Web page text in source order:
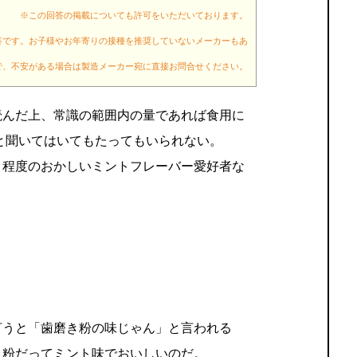
※この回答の掲載についても許可をいただいております。
す。お子様やお年寄りの接種を推奨していないメーカーもあ
不安がある場合は製造メーカー宛に直接お問合せください。
だ上、常識の範囲内の量であれば食用に
いてはいてもたってもいられない。
度のおかしいミントフレーバー愛好者な
と「歯磨き粉の味じゃん」と言われる
だってミント味でおいしいのだ。